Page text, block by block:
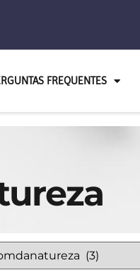
FREQUENTES